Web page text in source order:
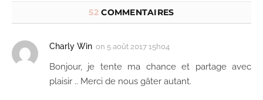
52COMMENTAIRES
Charly Win on 5 août 2017 15h04
Bonjour, je tente ma chance et partage avec
plaisir .. Merci de nous gâter autant.